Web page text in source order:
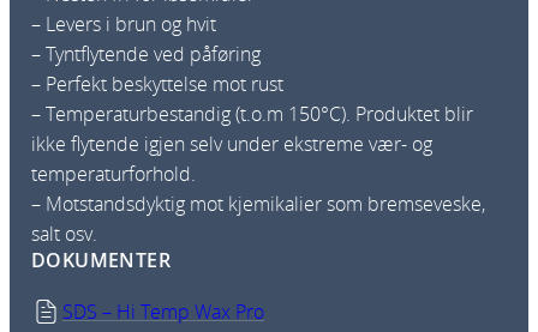
– Levers i brun og hvit
– Tyntflytende ved påføring
– Perfekt beskyttelse mot rust
– Temperaturbestandig (t.o.m 150°C). Produktet blir
ikke flytende igjen selv under ekstreme vær- og
temperaturforhold.
– Motstandsdyktig mot kjemikalier som bremseveske,
salt osv.
DOKUMENTER
SDS – Hi Temp Wax Pro